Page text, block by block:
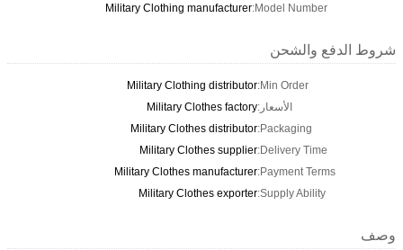
Model Number:
Military Clothing manufacturer
والشحن
Military Clothing distributor
Military Clothes factory
Military Clothes distributor
Delivery Time:
Military Clothes supplier
Payment Terms:
Military Clothes manufacturer
Supply Ability:
Military Clothes exporter